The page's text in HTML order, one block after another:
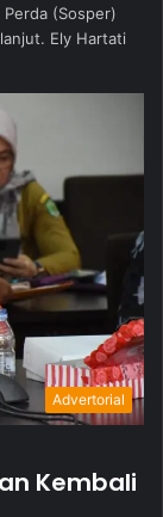
Perda (Sosper)
Ely Hartati
Advertorial
Kembali